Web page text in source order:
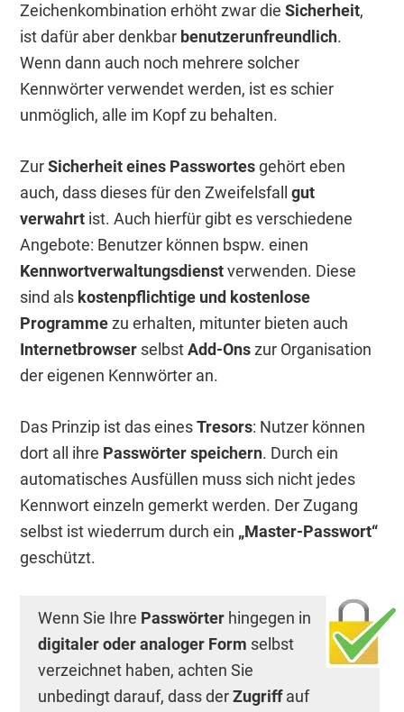
Zeichenkombination erhöht zwar dieSicherheit,
ist dafür aber denkbar benutzerunfreundlich.
Wenn dann auch noch mehrere solcher
Kennwörter verwendet werden, ist es schier
unmöglich, alle im Kopf zu behalten.
ZurSicherheit eines Passwortesgehört eben
auch, dass dieses für den Zweifelsfallgut
verwahrt ist. Auch hierfür gibt es verschiedene
Angebote: Benutzer können bspw. einen
Kennwortverwaltungsdienstverwenden. Diese
sind als kostenpflichtige und kostenlose
Programmezu erhalten, mitunter bieten auch
Internetbrowser selbstAdd-Onszur Organisation
der eigenen Kennwörter an.
Das Prinzip ist das einesTresors: Nutzer können
dort all ihre Passwörter speichern. Durch ein
automatisches Ausfüllen muss sich nicht jedes
Kennwort einzeln gemerkt werden. Der Zugang
selbst ist wiederrum durch ein „Master-Passwort“
geschützt.
Wenn Sie Ihre Passwörter hingegen in
digitaler oder analoger Form selbst
verzeichnet haben, achten Sie
unbedingt darauf, dass derZugriffauf